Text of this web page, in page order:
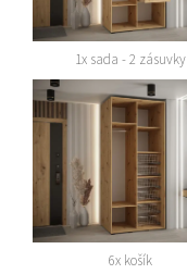
1x sada - 2 zásuvky
6x košík